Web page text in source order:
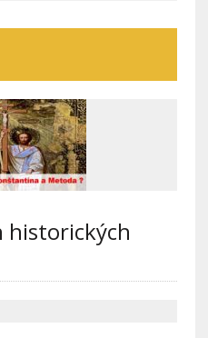
historických